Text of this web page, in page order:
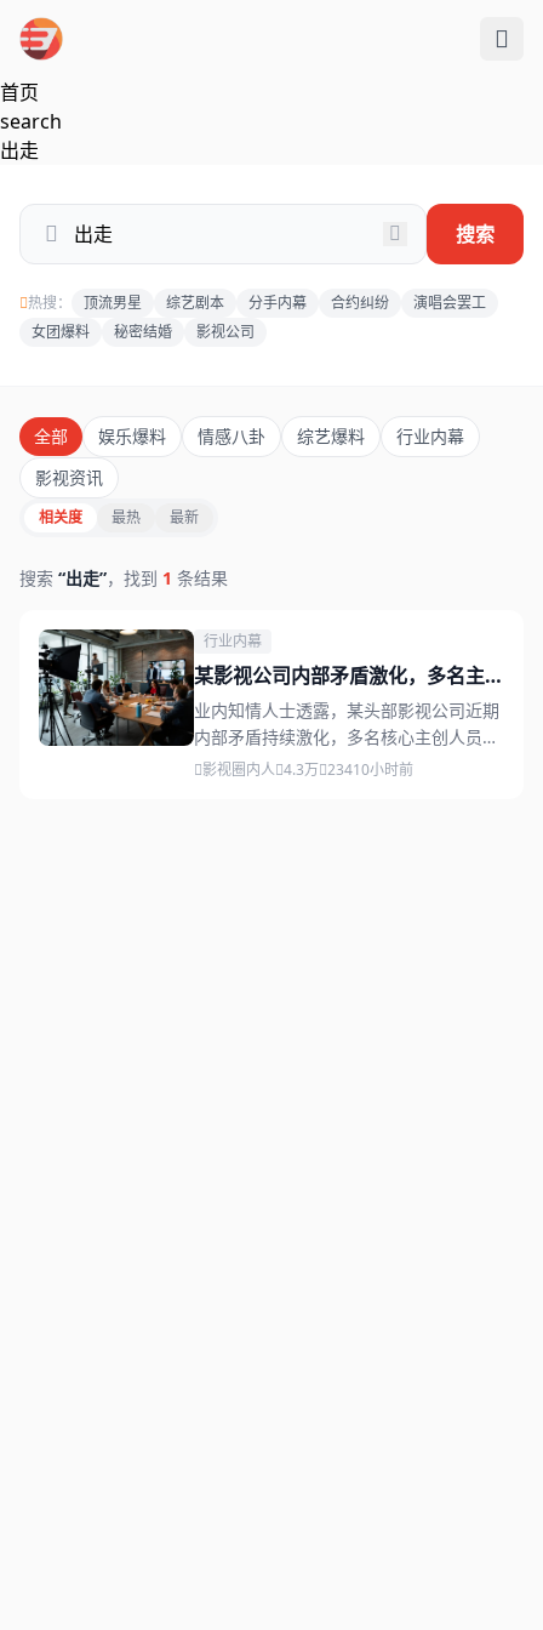
跳过导航
首页
search
出走
搜索
热搜： 顶流男星 综艺剧本 分手内幕 合约纠纷
演唱会罢工
女团爆料
秘密结婚 影视公司
全部 娱乐爆料 情感八卦 综艺爆料
行业内幕
影视资讯
相关度 最热 最新
搜索 “出走”，找到 1 条结果
行业内幕
某影视公司内部矛盾激化，多名主创
集体出走另立门户
业内知情人士透露，某头部影视公司近期
内部矛盾持续激化，多名核心主创人员已
相继离职，并传出将联合创立新公司的消
影视圈内人 4.3万 23410小时前